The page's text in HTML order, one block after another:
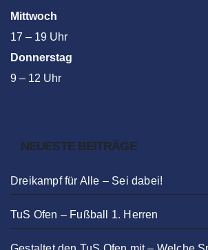
Mittwoch
17 – 19 Uhr
Donnerstag
9 – 12 Uhr
NEUESTE BEITRÄGE
Dreikampf für Alle – Sei dabei!
TuS Ofen – Fußball 1. Herren